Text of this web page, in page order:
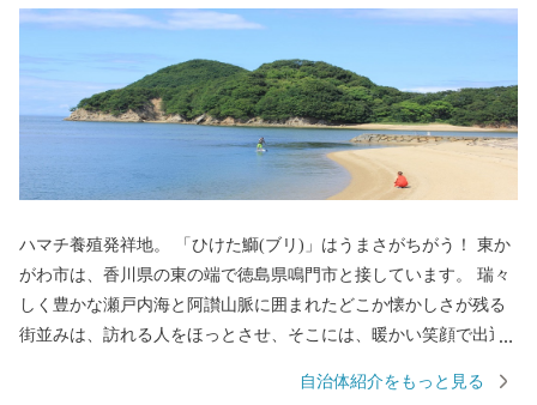
ハマチ養殖発祥地。 「ひけた鰤(ブリ)」はうまさがちがう！ 東か
がわ市は、香川県の東の端で徳島県鳴門市と接しています。 瑞々
しく豊かな瀬戸内海と阿讃山脈に囲まれたどこか懐かしさが残る
街並みは、訪れる人をほっとさせ、そこには、暖かい笑顔で出迎
ハマチは地域ブランドとしても有名でその味は絶品です。また、
自治体紹介をもっと見る